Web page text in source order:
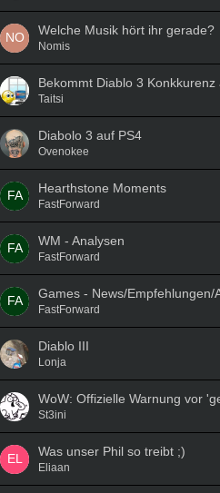
Welche Musik hört ihr gerade?
Nomis
Bekommt Diablo 3 Konkkurenz
Taitsi
Diabolo 3 auf PS4
Ovenokee
Hearthstone Moments
FastForward
WM - Analysen
FastForward
Games - News/Empfehlungen/
FastForward
Diablo III
Lonja
WoW: Offizielle Warnung vor
St3ini
Was unser Phil so treibt ;)
Eliaan